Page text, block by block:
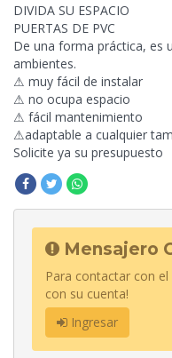
DIVIDA SU ESPACIO
PUERTAS DE PVC
De una forma práctica, es
ambientes.
⚠ muy fácil de instalar
⚠ no ocupa espacio
⚠ fácil mantenimiento
⚠adaptable a cualquier
Solicite ya su presupuesto
Mensajero
Para contactar con
con su cuenta!
Ingresar